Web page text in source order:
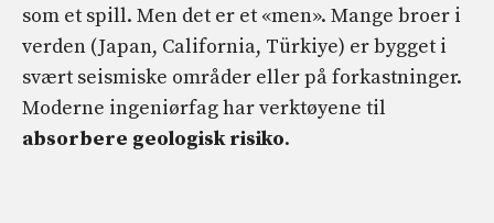
som et spill. Men det er et «men». Mange broer i
verden (Japan, California, Türkiye) er bygget i
svært seismiske områder eller på forkastninger.
Moderne ingeniørfag har verktøyene til
absorbere geologisk risiko.